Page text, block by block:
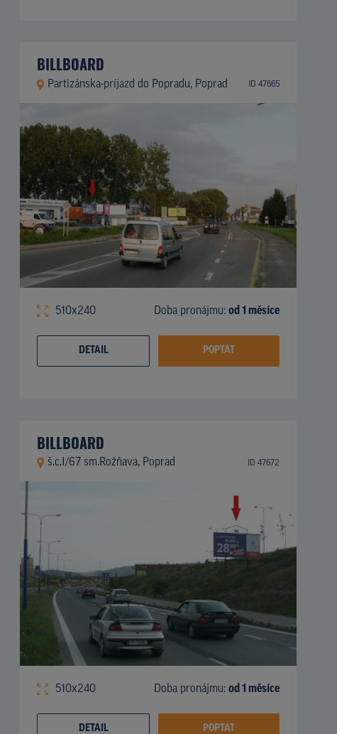
BILLBOARD
Partizánska-príjazd do Popradu, Poprad ID 47665
510x240 Doba pronájmu: od 1 měsíce
DETAIL POPTAT
BILLBOARD
š.c.I/67 sm.Rožňava, Poprad ID 47672
510x240 Doba pronájmu: od 1 měsíce
DETAIL POPTAT